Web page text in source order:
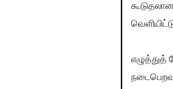
எழுத்துத்